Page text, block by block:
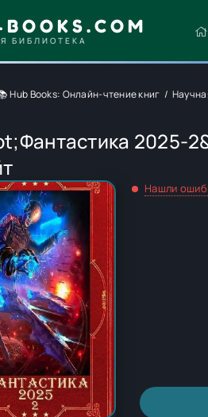
БИБЛИОТЕКА
Hub Books: Онлайн-чтение книг
2025-
Нашли